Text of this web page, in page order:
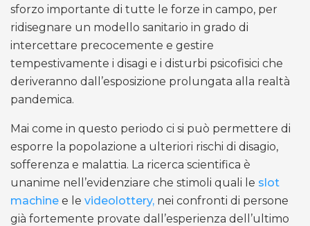
sforzo importante di tutte le forze in campo, per
ridisegnare un modello sanitario in grado di
intercettare precocemente e gestire
tempestivamente i disagi e i disturbi psicofisici che
deriveranno dall’esposizione prolungata alla realtà
pandemica.
Mai come in questo periodo ci si può permettere di
esporre la popolazione a ulteriori rischi di disagio,
sofferenza e malattia. La ricerca scientifica è
unanime nell’evidenziare che stimoli quali le slot
machine e le videolottery, nei confronti di persone
già fortemente provate dall’esperienza dell’ultimo